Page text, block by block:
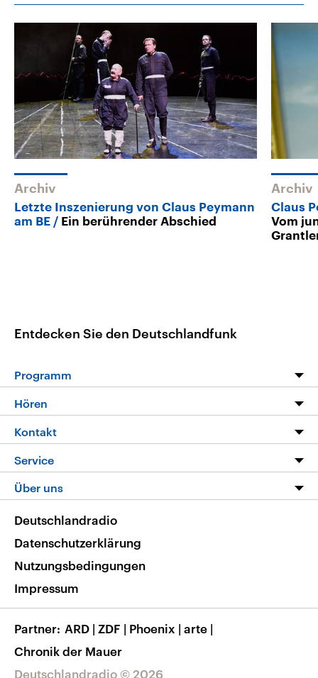
Archiv
Letzte Inszenierung von Claus Peymann
am BE
Ein berührender Abschied
Archiv
Claus
Vom
Entdecken Sie den Deutschlandfunk
Programm
Die Nachrichten
Nachrichtenleicht
Neue Beiträge auf dlf.de
Hören
Livestream
Podcasts
Deutschlandfunk App
Nachrichten App
Frequenzen
Kontakt
Service
FAQ
Veranstaltungen
Musikliste
RSS
Über uns
Barrierefreiheit
Deutschlandradio © 2026
Deutschlandradio
Datenschutzerklärung
Nutzungsbedingungen
Impressum
Partner ARD | ZDF | Phoenix | arte |
Chronik der Mauer